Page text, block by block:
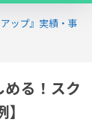
ップ』実績・事
る！スク